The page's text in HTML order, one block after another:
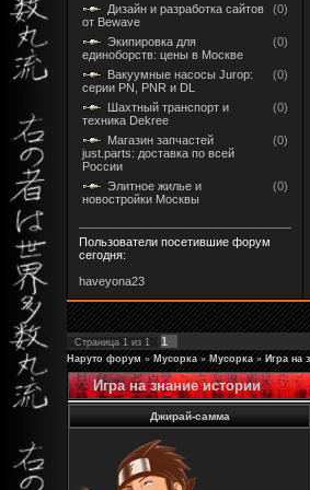
Дизайн и разработка сайтов
от Bewave
(0)
Экипировка для
единоборств: цены в Москве
(0)
Вакуумные насосы Jurop:
серии PN, PNR и DL
(0)
Шахтный транспорт и
техника Dekree
(0)
Магазин запчастей
just.parts: доставка по всей
России
(0)
Элитное жилье и
новостройки Москвы
(0)
Пользователи посетившие форум
сегодня:
haveyona23
Страница 1 из 1 1
Наруто форум » Мусорка » Мусорка » Игра на
Игра на знание истории
Джирай-самма